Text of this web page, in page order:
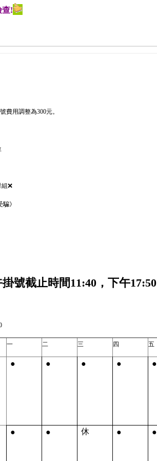
費用調整為300元。
❌
》
號截止時間11:40，下午17:50
一 二 三 四 五
● ● ● ● ●
● ● 休 ● ●